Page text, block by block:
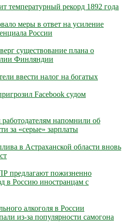
температурный рекорд 1892 года
меры в ответ на усиление
России
существование плана о
Финляндии
ввести налог на богатых
Facebook судом
напомнили об
за «серые» зарплаты
в Астраханской области вновь
предлагают пожизненно
в Россию иностранцам с
алкоголя в России
из-за популярности самогона